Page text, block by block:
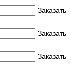
Заказать
Заказать
Заказать